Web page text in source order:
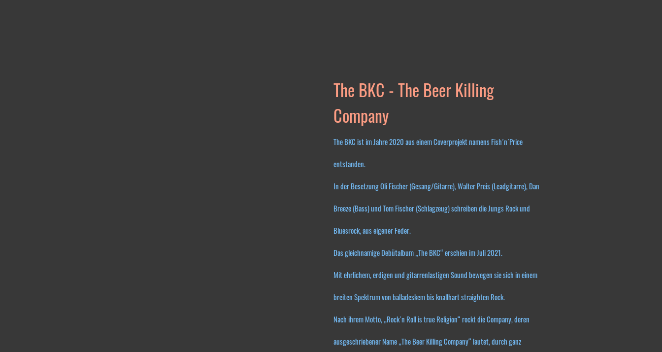
The BKC - The Beer Killing
Company
The BKC ist im Jahre 2020 aus einem Coverprojekt namens Fish´n´Price
entstanden.
In der Besetzung Oli Fischer (Gesang/Gitarre), Walter Preis (Leadgitarre), Dan
Breeze (Bass) und Tom Fischer (Schlagzeug) schreiben die Jungs Rock und
Bluesrock, aus eigener Feder.
Das gleichnamige Debütalbum „The BKC“ erschien im Juli 2021.
Mit ehrlichem, erdigen und gitarrenlastigen Sound bewegen sie sich in einem
breiten Spektrum von balladeskem bis knallhart straighten Rock.
Nach ihrem Motto, „Rock´n Roll is true Religion“ rockt die Company, deren
ausgeschriebener Name „The Beer Killing Company“ lautet, durch ganz